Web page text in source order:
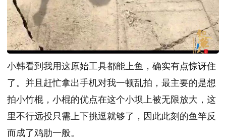
小韩看到我用这原始工具都能上鱼，确实有点惊讶住
了。并且赶忙拿出手机对我一顿乱拍，最主要的是想
拍小竹棍，小棍的优点在这个小坝上被无限放大，这
里不行远投只需上下挑逗就够了，因此此刻的鱼竿反
而成了鸡肋一般。